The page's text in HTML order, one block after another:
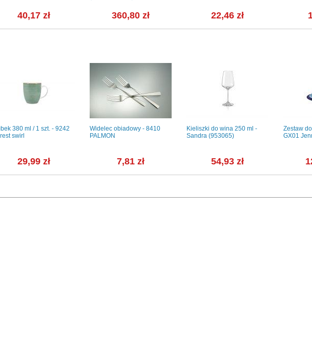
40,17 zł 360,80 zł 22,46 zł
380 ml / 1 szt. - 9242
swirl
29,99 zł
Widelec obiadowy - 8410
PALMON
7,81 zł
Kieliszki do wina 250 ml -
Sandra (953065)
54,93 zł
Zestaw
GX01